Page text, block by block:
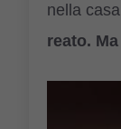
nella
reato.